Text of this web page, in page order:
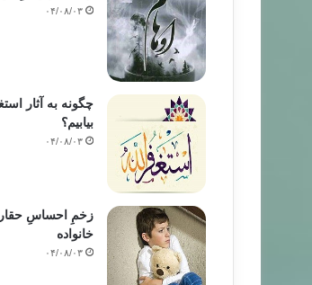
۰۴/۰۸/۰۳
چگونه به آثار
بیابیم؟
۰۴/۰۸/۰۳
زخمِ احساسِ
خانواده
۰۴/۰۸/۰۳